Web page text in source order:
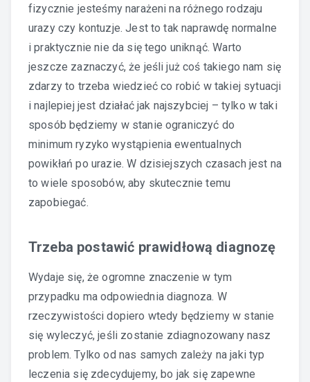
fizycznie jesteśmy narażeni na różnego rodzaju
urazy czy kontuzje. Jest to tak naprawdę normalne
i praktycznie nie da się tego uniknąć. Warto
jeszcze zaznaczyć, że jeśli już coś takiego nam się
zdarzy to trzeba wiedzieć co robić w takiej sytuacji
i najlepiej jest działać jak najszybciej – tylko w taki
sposób będziemy w stanie ograniczyć do
minimum ryzyko wystąpienia ewentualnych
powikłań po urazie. W dzisiejszych czasach jest na
to wiele sposobów, aby skutecznie temu
zapobiegać.
Trzeba postawić prawidłową diagnozę
Wydaje się, że ogromne znaczenie w tym
przypadku ma odpowiednia diagnoza. W
rzeczywistości dopiero wtedy będziemy w stanie
się wyleczyć, jeśli zostanie zdiagnozowany nasz
problem. Tylko od nas samych zależy na jaki typ
leczenia się zdecydujemy, bo jak się zapewne